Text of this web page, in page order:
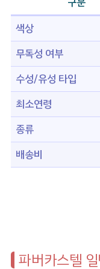
색상
무독성 여부
수성/유성 타입
최소연령
종류
배송비
파버카스텔